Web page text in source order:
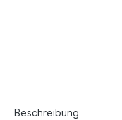
Beschreibung